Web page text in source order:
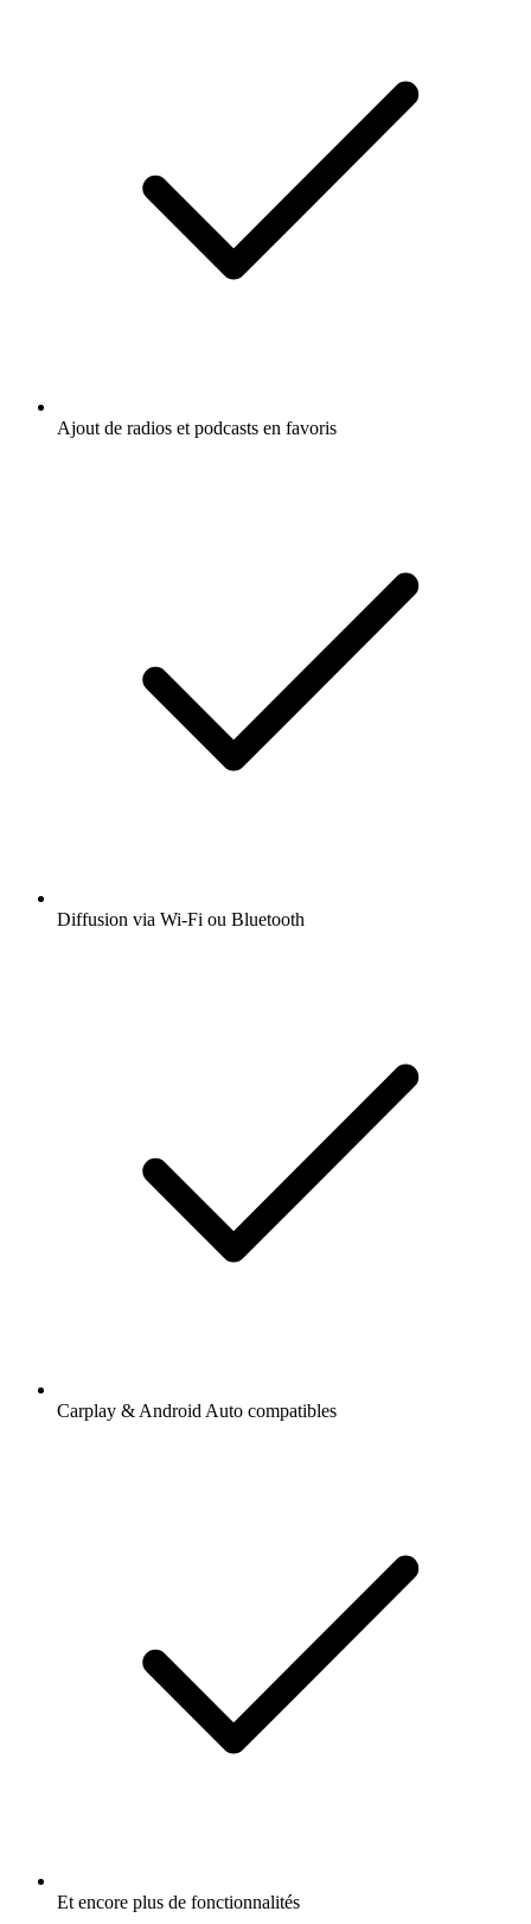
Ajout de radios et podcasts en favoris
Diffusion via Wi-Fi ou Bluetooth
Carplay & Android Auto compatibles
Et encore plus de fonctionnalités